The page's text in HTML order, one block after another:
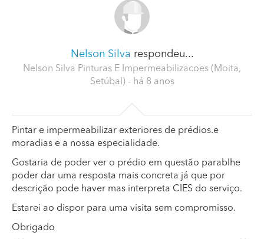
Nelson Silva respondeu...
Nelson Silva Pinturas E Impermeabilizacoes (Moita,
Setúbal) - há 8 anos
Pintar e impermeabilizar exteriores de prédios.e
moradias e a nossa especialidade.
Gostaria de poder ver o prédio em questão parablhe
poder dar uma resposta mais concreta já que por
descrição pode haver mas interpreta CIES do serviço.
Estarei ao dispor para uma visita sem compromisso.
Obrigado